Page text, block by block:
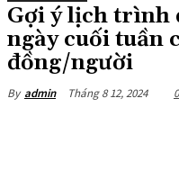
Gợi ý lịch trình
ngày cuối tuần
đồng/người
By admin Tháng 8 12, 2024 0